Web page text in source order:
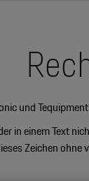
und
in einem Text
Zeichen